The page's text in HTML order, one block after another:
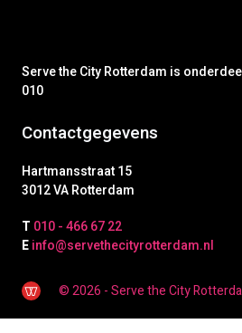
Serve the City Rotterdam is
010
Contactgegevens
Hartmansstraat 15
3012 VA Rotterdam
T 010 - 466 67 22
Einfo@servethecityrotterdam.nl
© 2026 - Serve the City